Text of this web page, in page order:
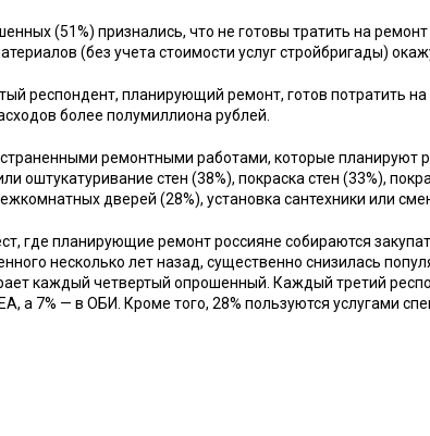
(51%) признались, что не готовы тратить на
(без учета стоимости услуг стройбригады)
респондент, планирующий ремонт, готов потратить
более полумиллиона рублей.
ремонтными работами, которые планируют
оштукатуривание стен (38%), покраска стен (33%),
дверей (28%), установка сантехники или
где планирующие ремонт россияне собираются
несколько лет назад, существенно снизилась
каждый четвертый опрошенный. Каждый третий
а 7% — в ОБИ. Кроме того, 28% пользуются услугами